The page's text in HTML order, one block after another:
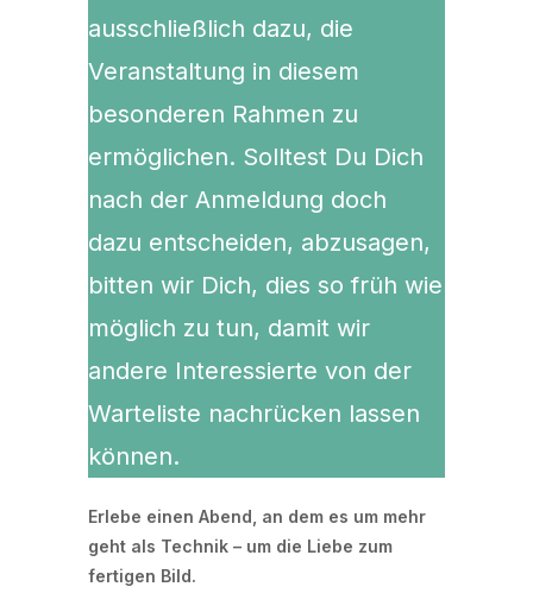
ausschließlich dazu, die
Veranstaltung in diesem
besonderen Rahmen zu
ermöglichen. Solltest Du Dich
nach der Anmeldung doch
dazu entscheiden, abzusagen,
bitten wir Dich, dies so früh wie
möglich zu tun, damit wir
andere Interessierte von der
Warteliste nachrücken lassen
können.
Erlebe einen Abend, an dem es um mehr
geht als Technik – um die Liebe zum
fertigen Bild.